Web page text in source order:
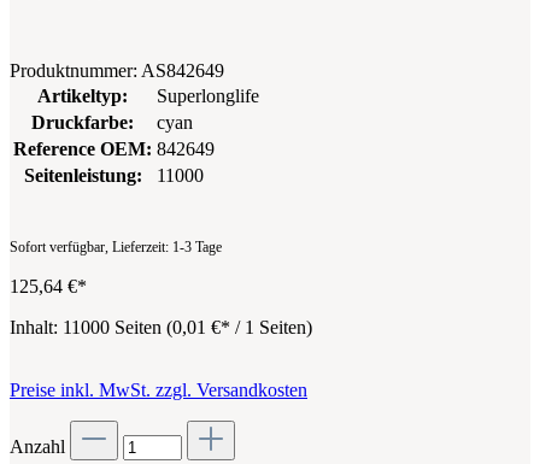
Produktnummer: AS842649
Artikeltyp:
Superlonglife
Druckfarbe:
cyan
Reference OEM: 842649
Seitenleistung:
11000
Sofort verfügbar, Lieferzeit: 1-3 Tage
125,64 €*
Inhalt: 11000 Seiten (0,01 €* / 1 Seiten)
Preise inkl. MwSt. zzgl. Versandkosten
Anzahl